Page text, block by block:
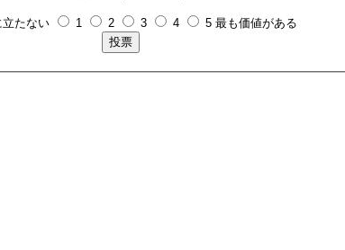
たない 1 2 3 4 5 最も価値がある